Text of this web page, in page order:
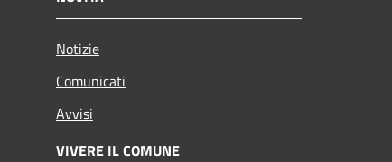
Notizie
Comunicati
Avvisi
VIVERE IL COMUNE